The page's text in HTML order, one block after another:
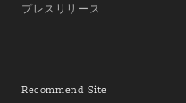
プレスリリース
Recommend Site